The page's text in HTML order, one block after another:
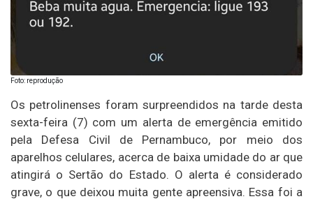
Foto: reprodução
Os petrolinenses foram surpreendidos na tarde desta
sexta-feira (7) com um alerta de emergência emitido
pela Defesa Civil de Pernambuco, por meio dos
aparelhos celulares, acerca de baixa umidade do ar que
atingirá o Sertão do Estado. O alerta é considerado
grave, o que deixou muita gente apreensiva. Essa foi a